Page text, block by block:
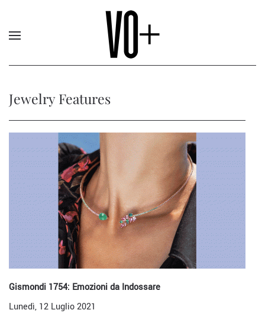
Jewelry Features
Gismondi 1754: Emozioni da Indossare
Lunedì, 12 Luglio 2021